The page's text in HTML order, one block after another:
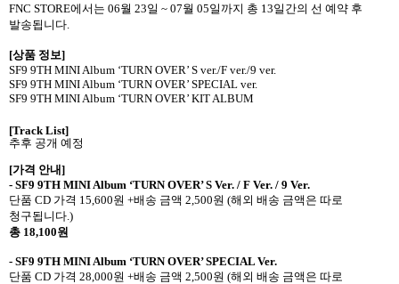
FNC STORE에서는 06월 23일 ~ 07월 05일까지 총 13일간의 선 예약 후
발송됩니다
[상품 정보]
SF9 9TH MINI Album ‘TURN OVER’ S ver./F ver./9 ver.
SF9 9TH MINI Album ‘TURN OVER’ SPECIAL ver.
SF9 9TH MINI Album ‘TURN OVER’ KIT ALBUM
[Track List]
추후 공개 예정
[가격 안내]
- SF9 9TH MINI Album ‘TURN OVER’ S Ver. / F Ver. / 9 Ver.
단품 CD 가격 15,600원 +배송 금액 2,500원 (해외 배송 금액은 따로
청구됩니다 .)
총 18,100원
- SF9 9TH MINI Album ‘TURN OVER’ SPECIAL Ver.
단품 CD 가격 28,000원 +배송 금액 2,500원 (해외 배송 금액은 따로